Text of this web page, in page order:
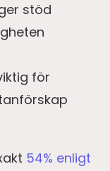
stöd
för
54% enligt